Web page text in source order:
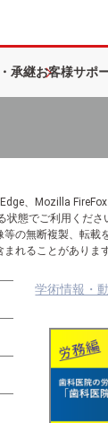
承継お客様サポ
、Mozilla
態でご利用くださ
の無断複製、転載
れることがありま
学術情報・